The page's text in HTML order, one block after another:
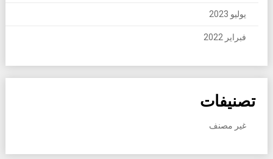
يوليو 2023
فبراير 2022
تصنيفات
غير مصنف